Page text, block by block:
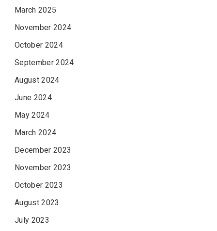
March 2025
November 2024
October 2024
September 2024
August 2024
June 2024
May 2024
March 2024
December 2023
November 2023
October 2023
August 2023
July 2023